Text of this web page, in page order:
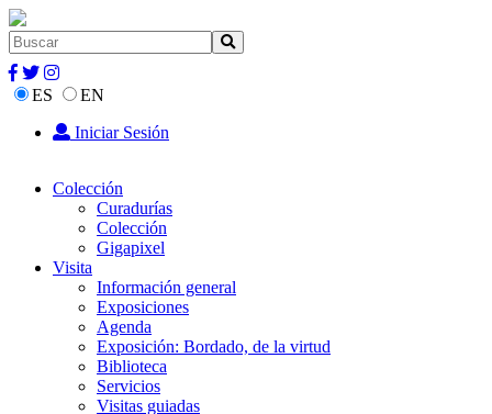
ES
EN
Iniciar Sesión
Colección
Curadurías
Colección
Gigapixel
Visita
Información general
Exposiciones
Agenda
Exposición: Bordado, de la virtud
Biblioteca
Servicios
Visitas guiadas